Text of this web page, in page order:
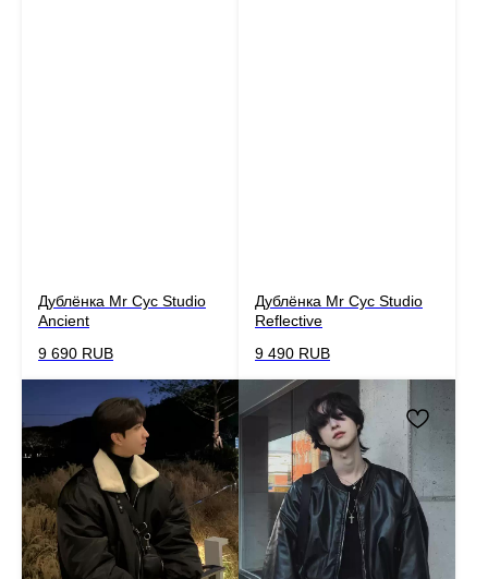
Дублёнка Mr Cyc Studio
Ancient
9 690 RUB
Дублёнка Mr Cyc Studio
Reflective
9 490 RUB